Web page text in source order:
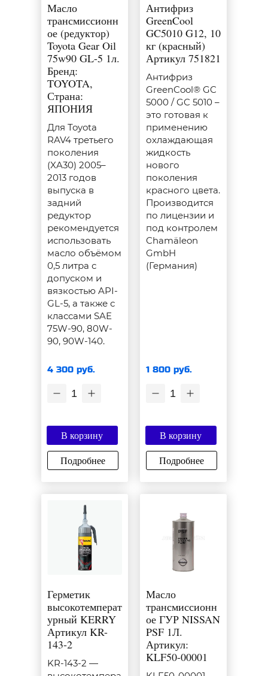
Масло
трансмиссионн
ое (редуктор)
Toyota Gear Oil
75w90 GL-5 1л.
Бренд:
TOYOTA,
Страна:
ЯПОНИЯ
Для Toyota
RAV4 третьего
поколения
(XA30) 2005–
2013 годов
выпуска в
задний
редуктор
рекомендуется
использовать
масло объёмом
0,5 литра с
допуском и
вязкостью API-
GL-5, а также с
классами SAE
75W-90, 80W-
90, 90W-140.
4 300 руб.
1
В корзину
Подробнее
Антифриз
GreenCool
GC5010 G12, 10
кг (красный)
Артикул 751821
Антифриз
GreenCool® GC
5000 / GC 5010 –
это готовая к
применению
охлаждающая
жидкость
нового
поколения
красного цвета.
Производится
по лицензии и
под контролем
Chamäleon
GmbH
(Германия)
1 800 руб.
1
В корзину
Подробнее
Герметик
высокотемперат
урный KERRY
Артикул KR-
143-2
KR-143-2 —
Масло
трансмиссионн
ое ГУР NISSAN
PSF 1Л.
Артикул:
KLF50-00001